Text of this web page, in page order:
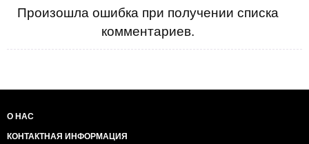
зробити з України слухняну колонію, населену
упоротими, все в кращих традиціях лютого
совкового агітпропу, в мене вже очі репнули від того
Так от що я маю сказати з цього приводу.
давно застосовує в якості знеболювального, і це
Произошла ошибка при получении списка
комментариев.
О НАС
КОНТАКТНАЯ ИНФОРМАЦИЯ